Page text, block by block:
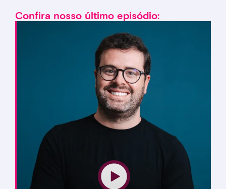
Confira nosso último episódio: